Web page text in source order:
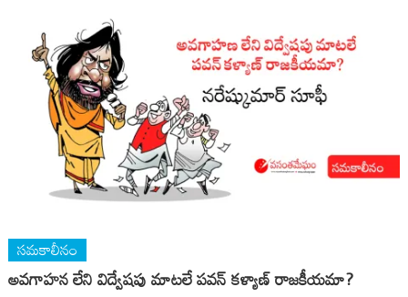
సమకాలీనం
అవగాహన లేని విద్వేషపు మాటలే పవన్ కళ్యాణ్ రాజకీయమా?